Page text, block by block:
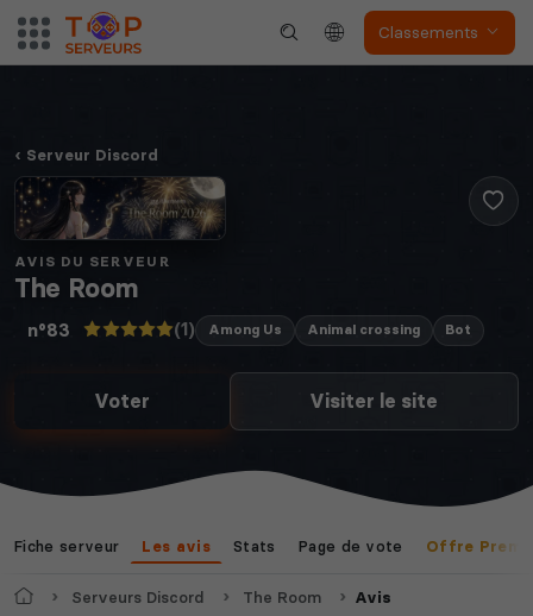
Classements
Myth of Empires
jeux disponibles
Serveur Discord
AVIS DU SERVEUR
The Room
n°83 (1) Among Us Animal crossing Bot
Voter Visiter le site
Fiche serveur Les avis Stats Page de vote Offre
AccueilServeurs Discord The Room Avis